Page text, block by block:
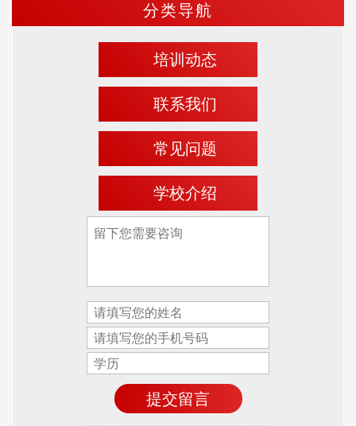
分类导航
培训动态
联系我们
常见问题
学校介绍